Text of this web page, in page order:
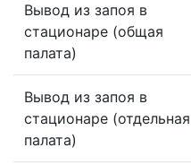
Вывод из запоя в
стационаре (общая
палата)
Вывод из запоя в
стационаре (отдельная
палата)